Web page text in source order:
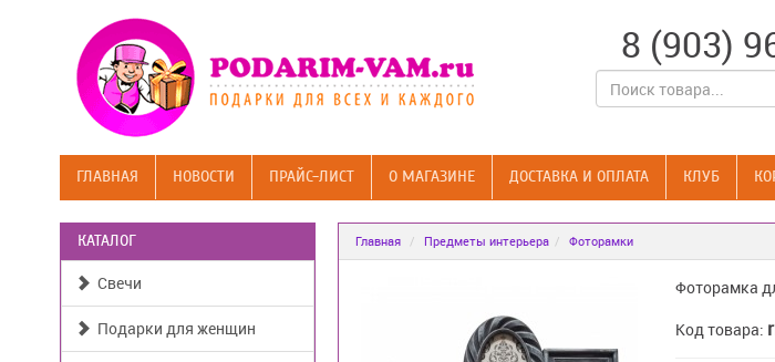
8 (903)
ГЛАВНАЯ НОВОСТИ ПРАЙС-ЛИСТ О МАГАЗИНЕ ДОСТАВКА И ОПЛАТА КЛУБ
КАТАЛОГ
Свечи
Подарки для женщин
Главная Предметы интерьера Фоторамки
Фоторамка
Код товара: